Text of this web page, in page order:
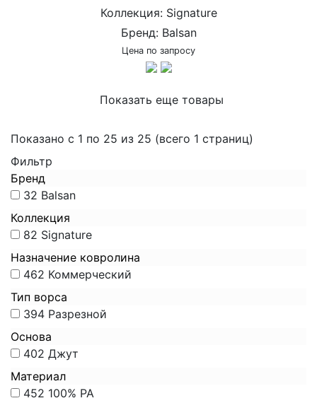
Фильтр
Бренд
32 Balsan
Коллекция
82 Signature
Назначение ковролина
462 Коммерческий
Тип ворса
394 Разрезной
Основа
402 Джут
Материал
452 100% PA
Коллекция: Signature
Бренд: Balsan
Цена по запросу
Показать еще товары
Показано с 1 по 25 из 25 (всего 1 страниц)